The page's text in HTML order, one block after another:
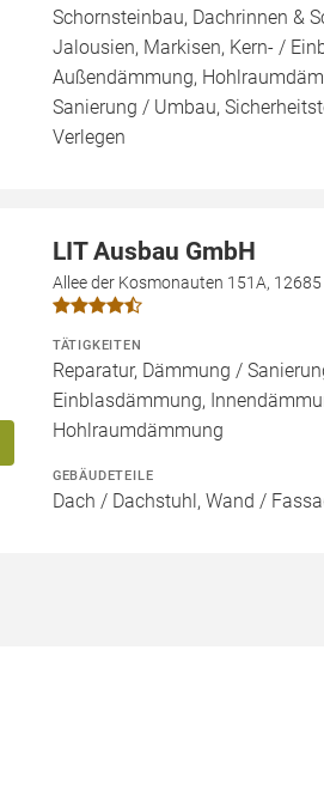
Schornsteinbau, Dachrinnen &
Jalousien, Markisen, Kern- /
Außendämmung,
Sanierung / Umbau,
Verlegen
LIT Ausbau GmbH
Allee der Kosmonauten 151A, 12685
TÄTIGKEITEN
Reparatur, Dämmung /
Einblasdämmung,
Hohlraumdämmung
GEBÄUDETEILE
Dach / Dachstuhl, Wand /